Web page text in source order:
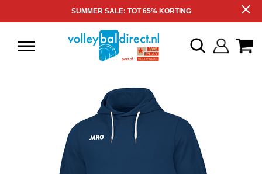
SUMMER SALE: TOT 65% KORTING